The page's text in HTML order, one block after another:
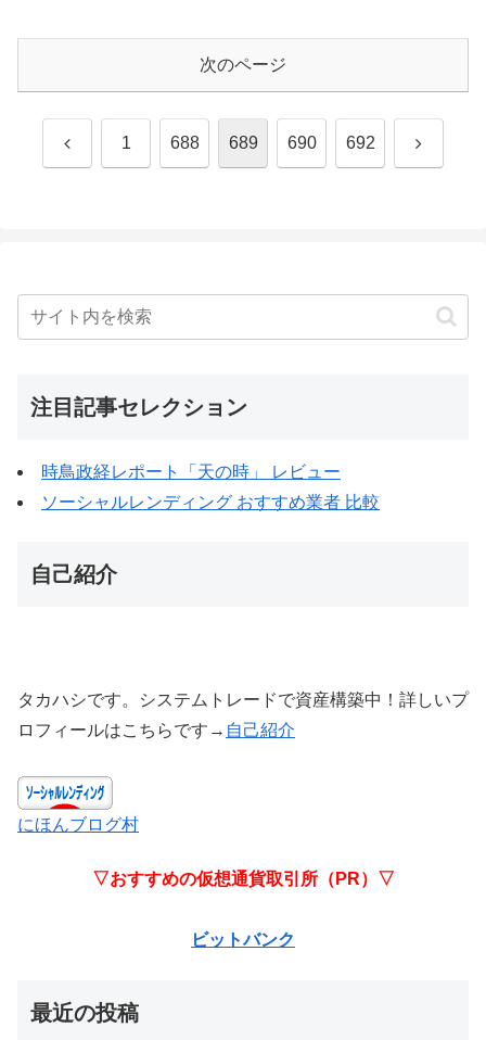
次のページ
前 1 688 689 690 692 次
注目記事セレクション
時鳥政経レポート「天の時」 レビュー
ソーシャルレンディング おすすめ業者 比較
自己紹介
タカハシです。システムトレードで資産構築中！詳しいプ
ロフィールはこちらです→ 自己紹介
にほんブログ村
▽おすすめの仮想通貨取引所（PR）▽
ビットバンク
最近の投稿